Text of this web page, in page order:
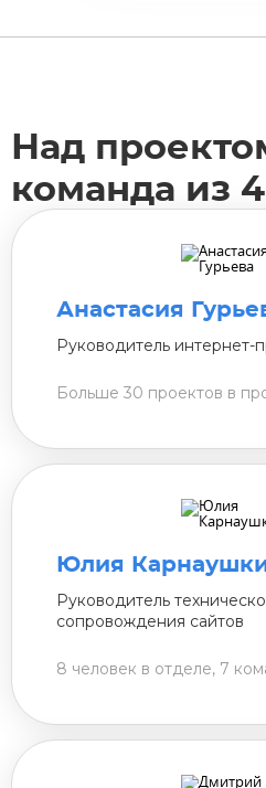
Над
команда из
Анастасия
Руководитель интернет-
Больше 30 проектов в
Юлия
Руководитель
сопровождения сайтов
8 человек в отделе, 7